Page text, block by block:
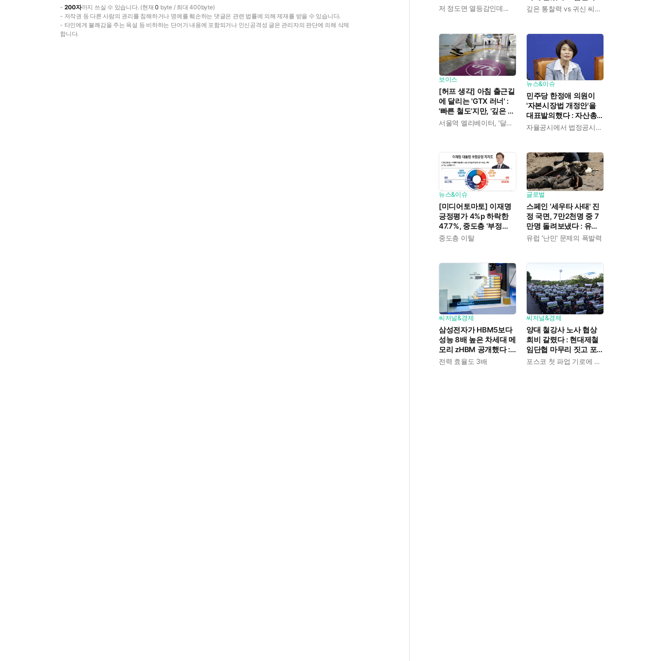
- 200자까지 쓰실 수 있습니다. (현재0 byte / 최대 400byte)
- 저작권 등 다른 사람의 권리를 침해하거나 명예를 훼손하는 댓글은 관련 법률에 의해 제재를 받을 수 있습니다.
- 타인에게 불쾌감을 주는 욕설 등 비하하는 단어가 내용에 포함되거나 인신공격성 글은 관리자의 판단에 의해 삭제
합니다.
일본인이 보인 반응
저 정도면 열등감인데...
"당대표에 따라 흔들리깊은 통찰력 vs 귀신 씨나락
보이스
[허프 생각] 아침 출근길
에 달리는 'GTX 러너' :
'빠른 철도'지만, '깊은 철
도'라 아침마다 뛰게 된서울역 엘리베이터, '달랑' 2대
뉴스&이슈
민주당 한정애 의원이
'자본시장법 개정안'을
대표발의했다 : 자산총
액 10조 이상 상장기업자율공시에서 법정공시로 전환
뉴스&이슈
[미디어토마토] 이재명
긍정평가 4%p 하락한
47.7%, 중도층 '부정
49.7% vs 긍정 42.9%'
중도층 이탈
글로벌
스페인 '세우타 사태' 진
정 국면, 7만2천명 중 7
만명 돌려보냈다 : 유럽
연합 "만족스럽게 대처"
유럽 '난민' 문제의 폭발력
씨저널&경제
삼성전자가 HBM5보다
성능 8배 높은 차세대 메
모리 zHBM 공개했다 :
고객 맞춤형 설계 가능
전력 효율도 3배
씨저널&경제
양대 철강사 노사 협상
희비 갈렸다 : 현대제철
임단협 마무리 짓고 포
스코는 조정 연장
포스코 첫 파업 기로에 섰다